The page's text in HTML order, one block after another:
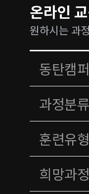
온라인
원하시는 과